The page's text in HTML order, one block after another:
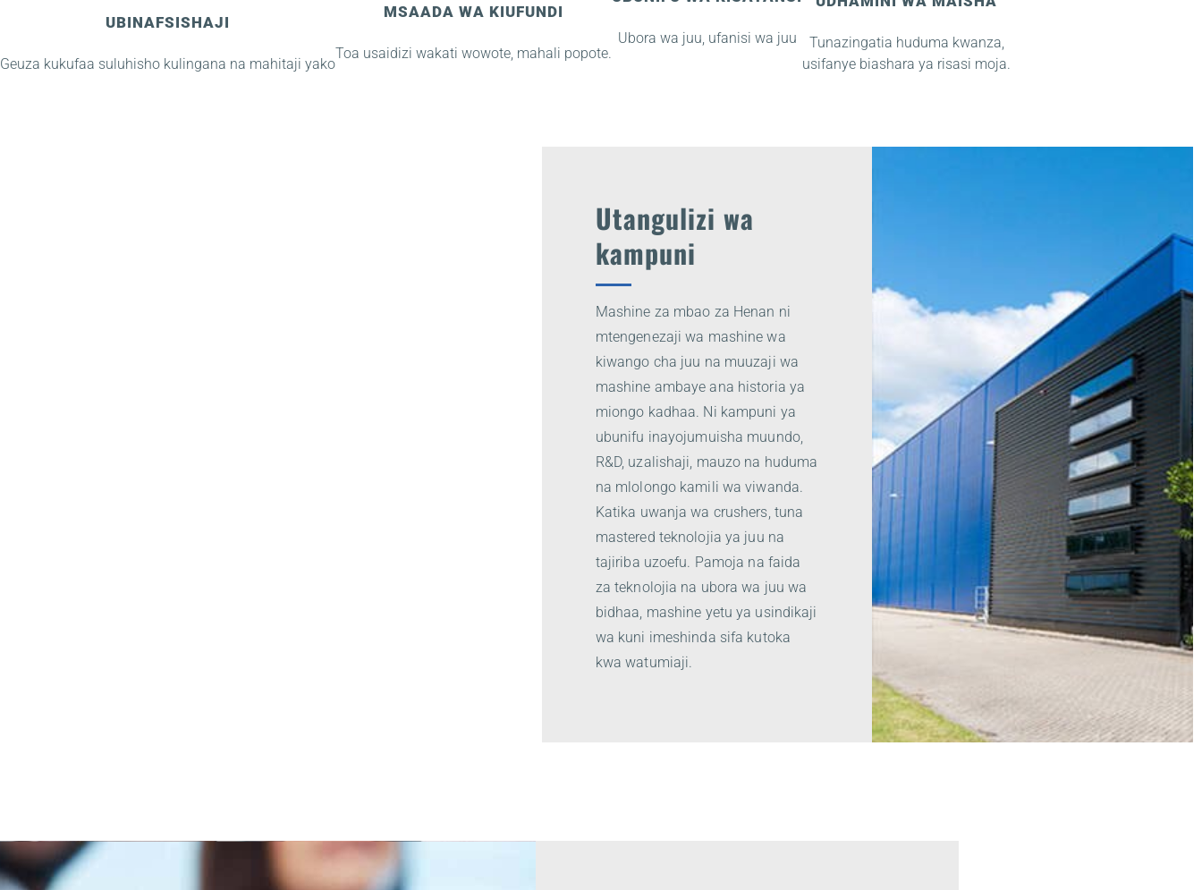
UBINAFSISHAJI
Geuza kukufaa suluhisho kulingana na mahitaji yako
MSAADA WA KIUFUNDI
Toa usaidizi wakati wowote, mahali popote.
Ubora wa juu, ufanisi wa juu
Tunazingatia huduma kwanza,
usifanye biashara ya risasi moja.
Utangulizi wa
kampuni
Mashine za mbao za Henan ni
mtengenezaji wa mashine wa
kiwango cha juu na muuzaji wa
mashine ambaye ana historia ya
miongo kadhaa. Ni kampuni ya
ubunifu inayojumuisha muundo,
R&D, uzalishaji, mauzo na huduma
na mlolongo kamili wa viwanda.
Katika uwanja wa crushers, tuna
mastered teknolojia ya juu na
tajiriba uzoefu. Pamoja na faida
za teknolojia na ubora wa juu wa
bidhaa, mashine yetu ya usindikaji
wa kuni imeshinda sifa kutoka
kwa watumiaji.